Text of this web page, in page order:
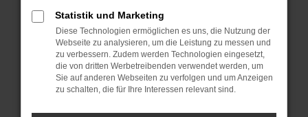
Statistik und Marketing
Diese Technologien ermöglichen es uns, die Nutzung der
Webseite zu analysieren, um die Leistung zu messen und
zu verbessern. Zudem werden Technologien eingesetzt,
die von dritten Werbetreibenden verwendet werden, um
Sie auf anderen Webseiten zu verfolgen und um Anzeigen
zu schalten, die für Ihre Interessen relevant sind.